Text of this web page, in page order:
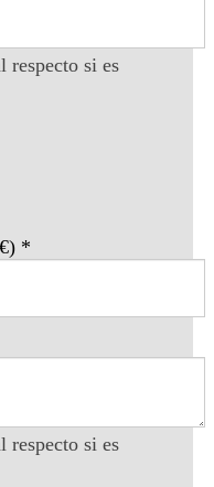
respecto si es
*
respecto si es